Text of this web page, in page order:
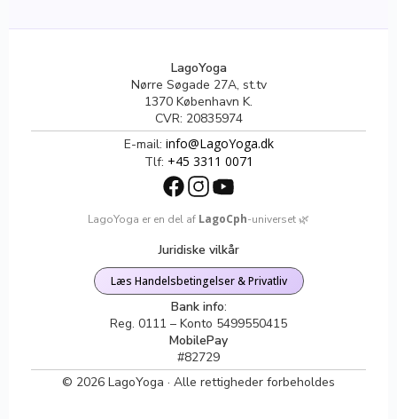
LagoYoga
Nørre Søgade 27A, st.tv
1370 København K.
CVR: 20835974
E-mail: info@LagoYoga.dk
Tlf: +45 3311 0071
LagoYoga er en del af LagoCph-universet 🌿
Juridiske vilkår
Læs Handelsbetingelser & Privatliv
Bank info:
Reg. 0111 – Konto 5499550415
MobilePay
#82729
© 2026 LagoYoga · Alle rettigheder forbeholdes